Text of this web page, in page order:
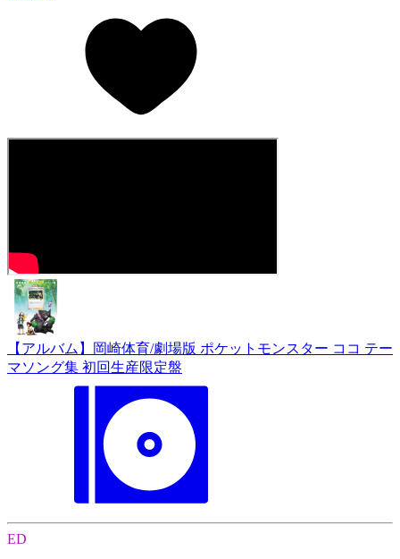
【アルバム】岡崎体育/劇場版 ポケットモンスター ココ テー
マソング集 初回生産限定盤
ED